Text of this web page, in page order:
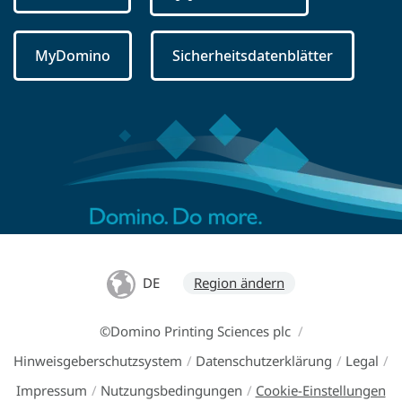
MyDomino Sicherheitsdatenblätter
DE Region ändern
©Domino Printing Sciences plc /
Hinweisgeberschutzsystem / Datenschutzerklärung / Legal /
Impressum / Nutzungsbedingungen / Cookie-Einstellungen